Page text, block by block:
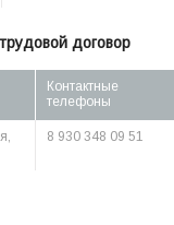
договор
Контактные
телефоны
8 930 348 09 51